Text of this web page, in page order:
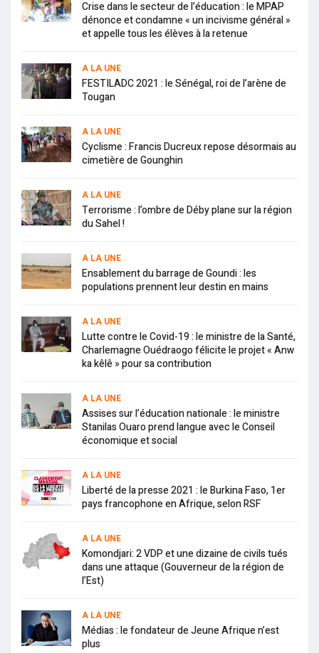
Crise dans le secteur de l’éducation : le MPAP
dénonce et condamne « un incivisme général »
et appelle tous les élèves à la retenue
A LA UNE
FESTILADC 2021 : le Sénégal, roi de l’arène de
Tougan
A LA UNE
Cyclisme : Francis Ducreux repose désormais au
cimetière de Gounghin
A LA UNE
Terrorisme : l’ombre de Déby plane sur la région
du Sahel !
A LA UNE
Ensablement du barrage de Goundi : les
populations prennent leur destin en mains
A LA UNE
Lutte contre le Covid-19 : le ministre de la Santé,
Charlemagne Ouédraogo félicite le projet « Anw
ka kêlê » pour sa contribution
A LA UNE
Assises sur l’éducation nationale : le ministre
Stanilas Ouaro prend langue avec le Conseil
économique et social
A LA UNE
Liberté de la presse 2021 : le Burkina Faso, 1er
pays francophone en Afrique, selon RSF
A LA UNE
Komondjari: 2 VDP et une dizaine de civils tués
dans une attaque (Gouverneur de la région de
l’Est)
A LA UNE
Médias : le fondateur de Jeune Afrique n’est
plus